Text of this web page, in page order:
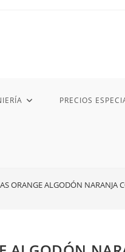
PRECIOS
ORANGE ALGODÓN NARANJA